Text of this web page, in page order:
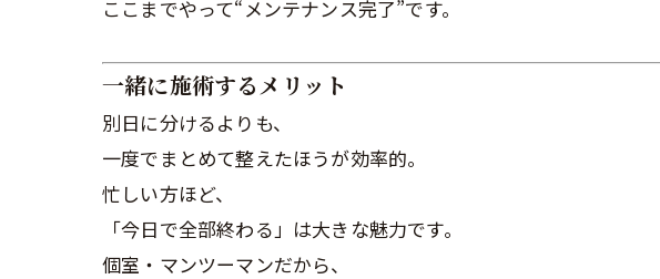
ここまでやって“メンテナンス完了”です。
一緒に施術するメリット
別日に分けるよりも、
一度でまとめて整えたほうが効率的。
忙しい方ほど、
「今日で全部終わる」は大きな魅力です。
個室・マンツーマンだから、